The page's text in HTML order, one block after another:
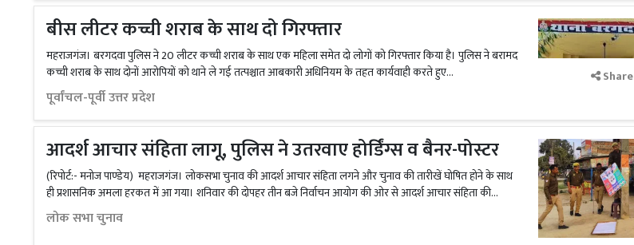
बीस लीटर कच्ची शराब के साथ दो गिरफ्तार
महराजगंज। बरगदवा पुलिस ने 20 लीटर कच्ची शराब के साथ एक महिला समेत दो लोगों को गिरफ्तार किया है। पुलिस ने बरामद
कच्ची शराब के साथ दोनों आरोपियों को थाने ले गई तत्पश्चात आबकारी अधिनियम के तहत कार्यवाही करते हुए...
पूर्वांचल-पूर्वी उत्तर प्रदेश
Share
आदर्श आचार संहिता लागू, पुलिस ने उतरवाए होर्डिंग्स व बैनर-पोस्टर
(रिपोर्ट:- मनोज पाण्डेय) महराजगंज। लोकसभा चुनाव की आदर्श आचार संहिता लगने और चुनाव की तारीखें घोषित होने के साथ
ही प्रशासनिक अमला हरकत में आ गया। शनिवार की दोपहर तीन बजे निर्वाचन आयोग की ओर से आदर्श आचार संहिता की...
लोक सभा चुनाव